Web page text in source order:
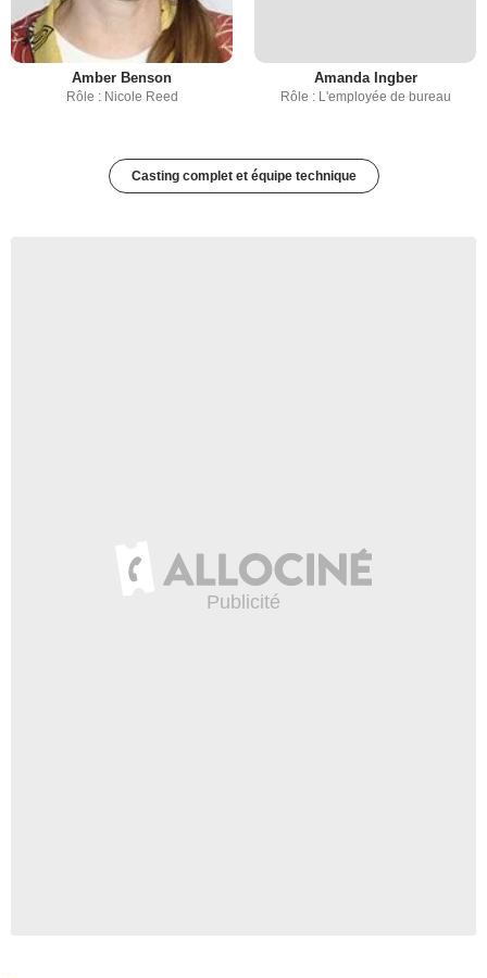
Amber Benson
Rôle : Nicole Reed
Amanda Ingber
Rôle : L'employée de bureau
Casting complet et équipe technique